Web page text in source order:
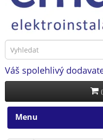
Váš spolehlivý
Menu